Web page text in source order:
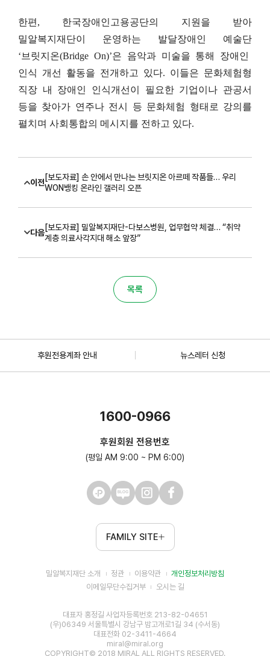
한편 , 한국장애인고용공단의 지원을 받아
밀알복지재단이 운영하는 발달장애인 예술단
‘ 브릿지온(Bridge On)’은 음악과 미술을 통해 장애인
인식 개선 활동을 전개하고 있다. 이들은 문화체험형
직장 내 장애인 인식개선이 필요한 기업이나 관공서
등을 찾아가 연주나 전시 등 문화체험 형태로 강의를
펼치며 사회통합의 메시지를 전하고 있다.
이전
[보도자료] 손 안에서 만나는 브릿지온 아르떼 작품들… 우리
WON뱅킹 온라인 갤러리 오픈
다음
[보도자료] 밀알복지재단-다보스병원, 업무협약 체결… “취약
계층 의료사각지대 해소 앞장”
목록
후원전용계좌 안내 뉴스레터 신청
1600-0966
후원회원 전용번호
(평일 AM 9:00 ~ PM 6:00)
FAMILY SITE
밀알복지재단 소개 정관 이용약관
개인정보처리방침
이메일무단수집거부
오시는 길
대표자 홍정길 사업자등록번호 213-82-04651
(우)06349 서울특별시 강남구 밤고개로1길 34 (수서동)
대표전화 02-3411-4664
miral@miral.org
COPYRIGHT© 2018 MIRAL ALL RIGHTS RESERVED.